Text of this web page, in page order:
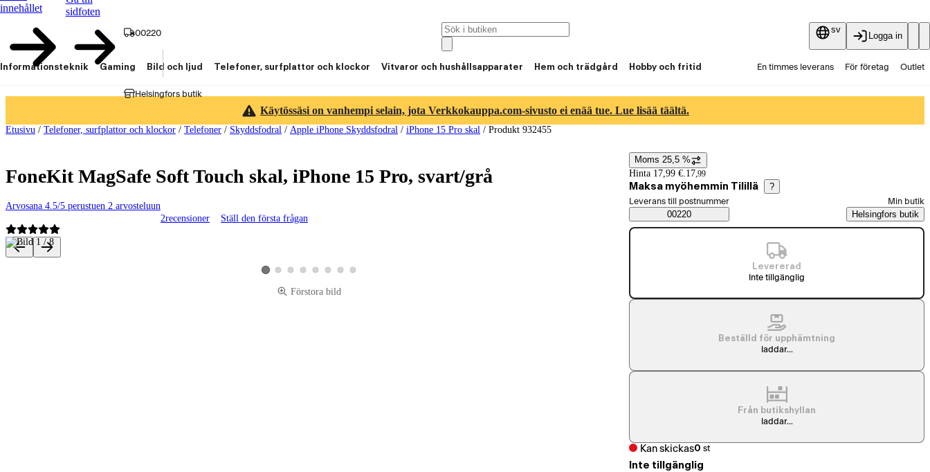
innehållet
sidfoten
00220
Helsingfors butik
sv
Logga in
Informationsteknik Gaming Bild och ljud Telefoner, surfplattor och klockor Vitvaror och hushållsapparater Hem och trädgård Hobby och fritid En timmes leverans För företag Outlet
Käytössäsi on vanhempi selain, jota Verkkokauppa.com-sivusto ei enää tue. Lue lisää täältä.
Etusivu / Telefoner, surfplattor och klockor / Telefoner / Skyddsfodral / Apple iPhone Skyddsfodral / iPhone 15 Pro skal / Produkt 932455
FoneKit MagSafe Soft Touch skal, iPhone 15 Pro, svart/grå
Arvosana 4.5/5 perustuen 2 arvosteluun
2recensioner Ställ den första frågan
Produktbilder och videor
Visa produktbild 1
Visa produktbild 2
Visa produktbild 3
Visa produktbild 4
Visa produktbild 5
Visa produktbild 6
Visa produktbild 7
Visa produktbild 8
Förstora bild
Prisinformation
Moms 25,5 %
Hinta 17,99 €. 17,99
Maksa myöhemmin Tilillä ?
Saatavuustiedot
Välj beställningssätt
Leverans till postnummer
00220
Min butik
Helsingfors butik
Levererad
Inte tillgänglig
Beställd för upphämtning
laddar...
Från butikshyllan
laddar...
Kan skickas0 st
Inte tillgänglig